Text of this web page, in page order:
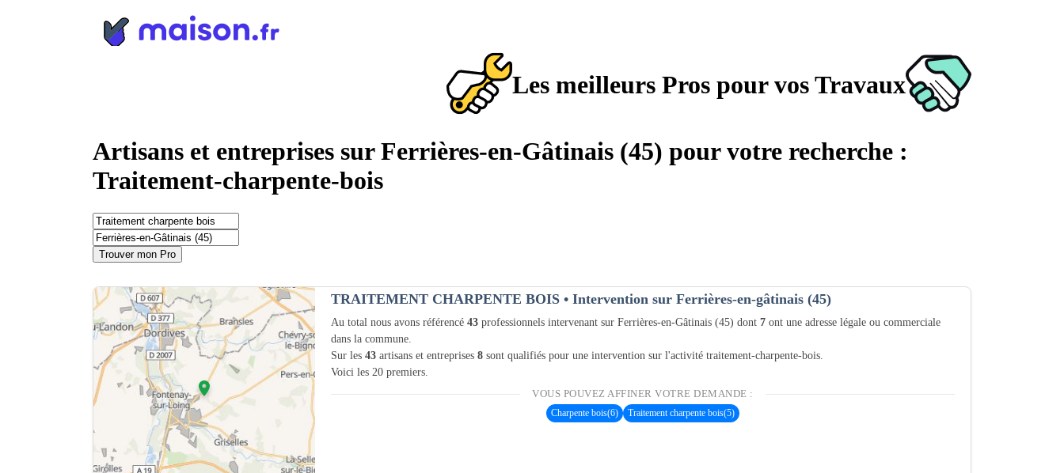
Les meilleurs Pros pour vos Travaux
Artisans et entreprises sur Ferrières-en-Gâtinais (45) pour votre recherche :
Traitement-charpente-bois
Trouver mon Pro
TRAITEMENT CHARPENTE BOIS • Intervention sur Ferrières-en-gâtinais (45)
Au total nous avons référencé 43 professionnels intervenant sur Ferrières-en-Gâtinais (45) dont 7 ont une adresse légale ou commerciale
dans la commune.
Sur les 43 artisans et entreprises 8 sont qualifiés pour une intervention sur l'activité traitement-charpente-bois.
Voici les 20 premiers.
VOUS POUVEZ AFFINER VOTRE DEMANDE :
Charpente bois(6) Traitement charpente bois(5)